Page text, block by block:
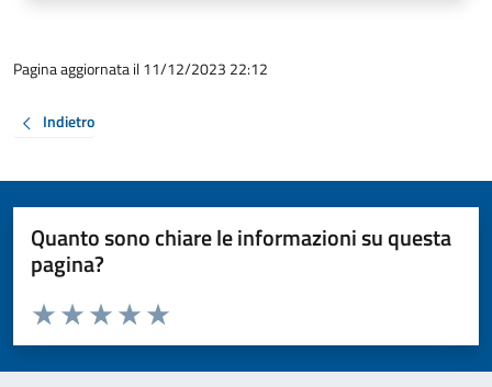
Pagina aggiornata il 11/12/2023 22:12
Indietro
Quanto sono chiare le informazioni su questa
pagina?
Valuta da 1 a 5 stelle la pagina
Valuta 5 stelle su 5
Valuta 4 stelle su 5
Valuta 3 stelle su 5
Valuta 2 stelle su 5
Valuta 1 stelle su 5